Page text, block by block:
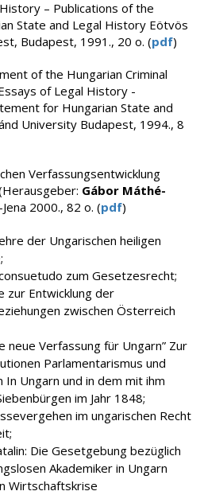
– Publications of the
State and Legal History Eötvös
Budapest, 1991., 20 o. (pdf)
of the Hungarian Criminal
of Legal History -
for Hungarian State and
University Budapest, 1994., 8
Verfassungsentwicklung
Gábor Máthé-
2000., 82 o. (pdf)
der Ungarischen heiligen
zum Gesetzesrecht;
zur Entwicklung der
zwischen Österreich
neue Verfassung für Ungarn” Zur
Parlamentarismus und
Ungarn und in dem mit ihm
im Jahr 1848;
im ungarischen Recht
Die Gesetgebung bezüglich
Akademiker in Ungarn
Wirtschaftskrise